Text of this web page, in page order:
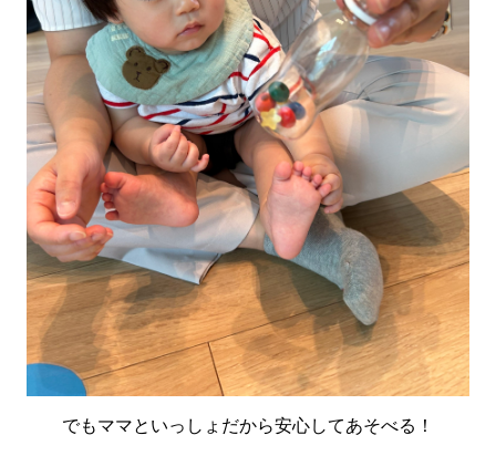
でもママといっしょだから安心してあそべる！